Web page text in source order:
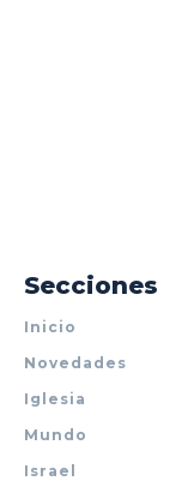
Secciones
Inicio
Novedades
Iglesia
Mundo
Israel